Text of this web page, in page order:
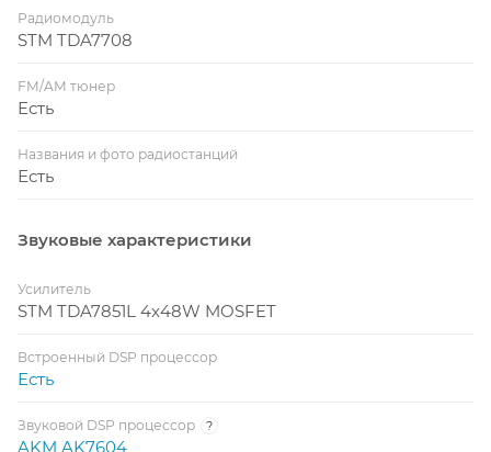
Радиомодуль
STM TDA7708
FM/AM тюнер
Есть
Названия и фото радиостанций
Есть
Звуковые характеристики
Усилитель
STM TDA7851L 4x48W MOSFET
Встроенный DSP процессор
Есть
Звуковой DSP процессор ?
AKM AK7604